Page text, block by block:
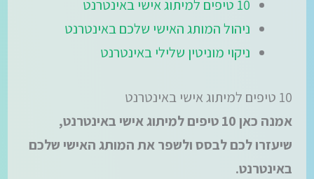
10 טיפים למיתוג אישי באינטרנט
ניהול המותג האישי שלכם באינטרנט
ניקוי מוניטין שלילי באינטרנט
10 טיפים למיתוג אישי באינטרנט
אמנה כאן 10 טיפים למיתוג אישי באינטרנט,
שיעזרו לכם לבסס ולשפר את המותג האישי שלכם
באינטרנט.